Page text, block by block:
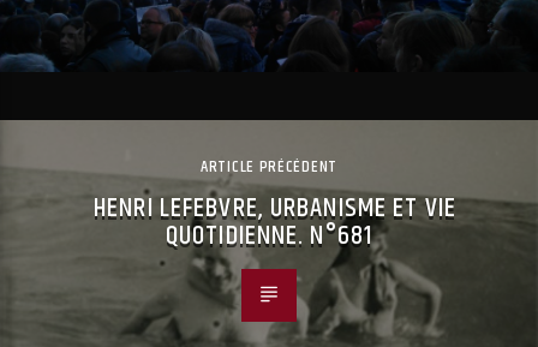
ARTICLE PRÉCÉDENT
HENRI LEFEBVRE, URBANISME ET VIE
QUOTIDIENNE. N°681